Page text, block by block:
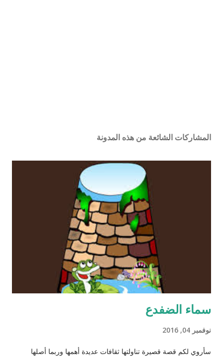
المشاركات الشائعة من هذه المدونة
سماء الضفدع
نوفمبر 04, 2016
سأروي لكم قصة قصيرة تناولتها ثقافات عديدة أهمها وربما أصلها